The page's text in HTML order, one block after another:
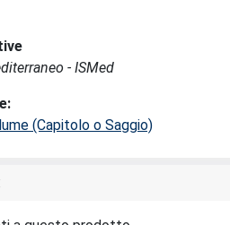
- ISMed
(Capitolo o Saggio)